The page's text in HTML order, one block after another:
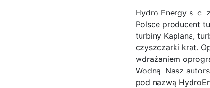
Hydro Energy s. c.
Polsce producent
turbiny Kaplana,
czyszczarki krat.
wdrażaniem
Wodną. Nasz
pod nazwą